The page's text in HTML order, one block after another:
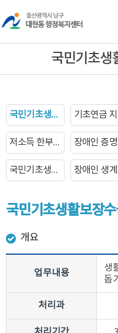
로
가
기
로
가
기
국민기초생
국민기초생활보장수급자 신청
저소득 한부모가족 자녀학비지원
국민기초생활보장수급자 장제비지급
국민기초생활보장
개요
업무내용
생
돕
처리과